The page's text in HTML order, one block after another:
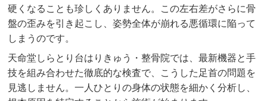
▲AppleStoreはこちらから
硬くなることも珍しくありません。この左右差がさらに骨
盤の歪みを引き起こし、姿勢全体が崩れる悪循環に陥って
しまうのです。
天命堂しらとり台はりきゅう・整骨院では、最新機器と手
技を組み合わせた徹底的な検査で、こうした足首の問題を
見逃しません。一人ひとりの身体の状態を細かく分析し、